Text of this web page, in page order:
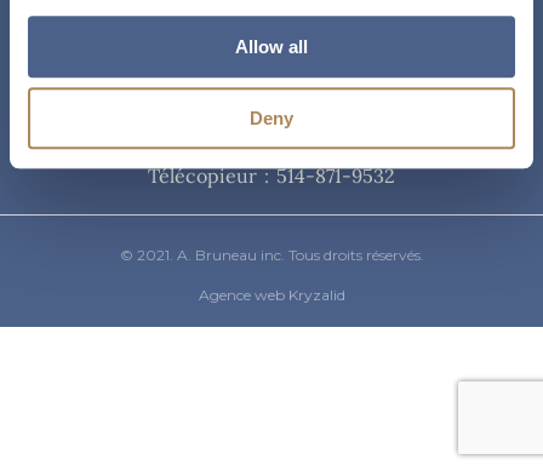
Allow all
Deny
Téléphone
514-871-9821/ 1-800-361-8487
Télécopieur : 514-871-9532
© 2021. A. Bruneau inc. Tous droits réservés.
Agence web Kryzalid